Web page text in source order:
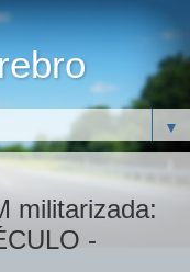
▼
militarizada:
-